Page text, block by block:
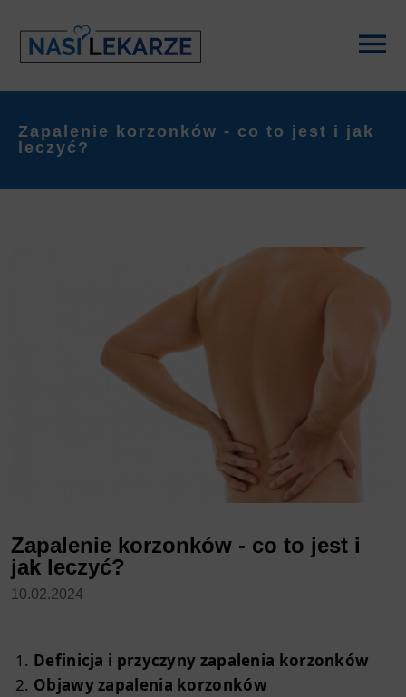
Zapalenie korzonków - co to jest i jak
leczyć?
Zapalenie korzonków - co to jest i
jak leczyć?
10.02.2024
Definicja i przyczyny zapalenia korzonków
Objawy zapalenia korzonków